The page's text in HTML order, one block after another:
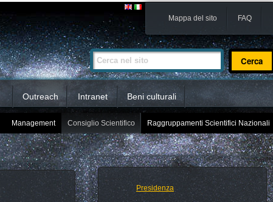
Mappa del sito FAQ
Cerca nel sito
Ricerca
avanzata…
Outreach Intranet Beni culturali
Management Consiglio Scientifico Raggruppamenti Scientifici Nazionali
Presidenza